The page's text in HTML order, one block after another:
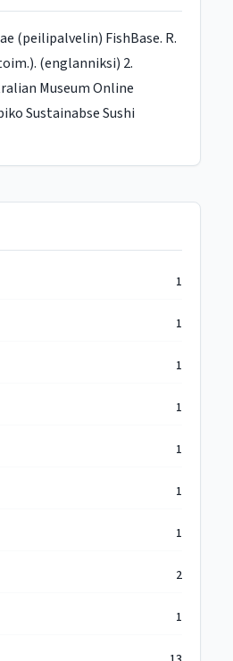
(peilipalvelin) FishBase. R.
(englanniksi) 2.
Museum Online
Sustainabse Sushi
1
1
1
1
1
1
1
2
1